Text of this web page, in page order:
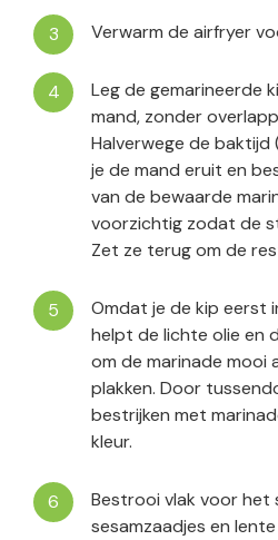
Verwarm de airfryer
Leg de gemarineerde
mand, zonder
Halverwege de
je de mand eruit en
van de bewaarde
voorzichtig zodat de
Zet ze terug om de
Omdat je de kip eerst
helpt de lichte olie en
om de marinade mooi
plakken. Door
bestrijken met
kleur.
Bestrooi vlak voor het
sesamzaadjes en lente